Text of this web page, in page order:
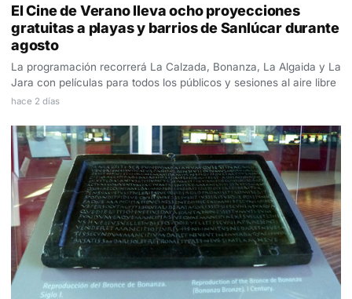
El Cine de Verano lleva ocho proyecciones
gratuitas a playas y barrios de Sanlúcar durante
agosto
La programación recorrerá La Calzada, Bonanza, La Algaida y La
Jara con películas para todos los públicos y sesiones al aire libre
hace 2 días